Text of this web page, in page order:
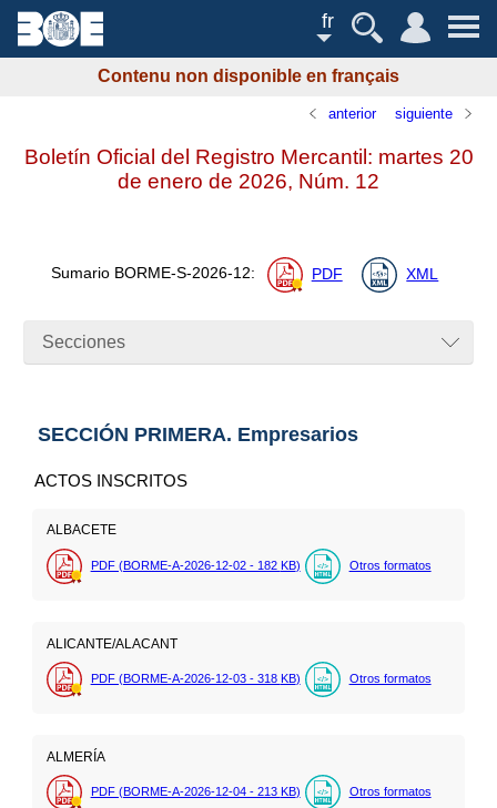
fr
Contenu non disponible en français
anterior siguiente
Boletín Oficial del Registro Mercantil: martes 20
de enero de 2026, Núm. 12
Sumario BORME-S-2026-12: PDF XML
Secciones
SECCIÓN PRIMERA. Empresarios
ACTOS INSCRITOS
ALBACETE
PDF (BORME-A-2026-12-02 - 182 KB) Otros formatos
ALICANTE/ALACANT
PDF (BORME-A-2026-12-03 - 318 KB) Otros formatos
ALMERÍA
PDF (BORME-A-2026-12-04 - 213 KB) Otros formatos